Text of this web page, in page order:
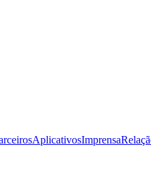
AplicativosImprensa